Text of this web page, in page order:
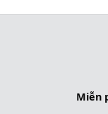
Miễn